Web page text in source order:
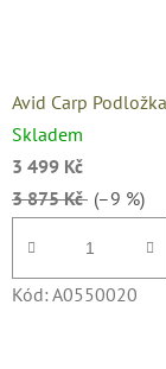
Avid Carp
Skladem
3 499 Kč
3 875 Kč (–9 %)
Kód: A0550020